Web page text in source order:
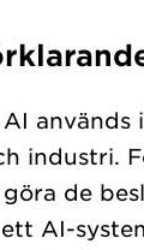
AI används
industri.
de
AI-